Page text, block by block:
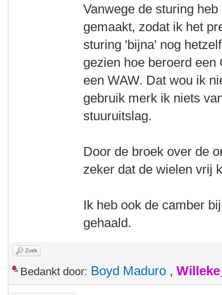
Vanwege de sturing
gemaakt, zodat ik het
sturing 'bijna' nog
gezien hoe beroerd
een WAW. Dat wou ik
gebruik merk ik niets
stuuruitslag.
Door de broek over de
zeker dat de wielen vrij
Ik heb ook de camber
gehaald.
Zoek
Bedankt door: Boyd Maduro ,